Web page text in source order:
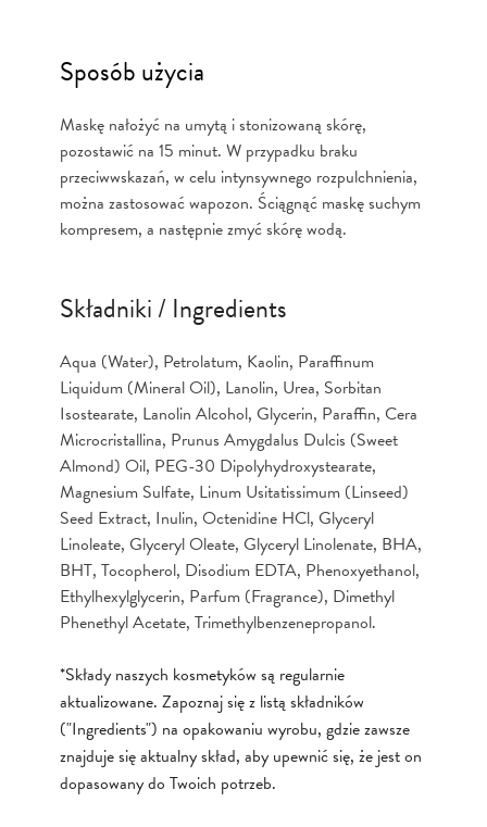
Sposób użycia
Maskę nałożyć na umytą i stonizowaną skórę,
pozostawić na 15 minut. W przypadku braku
przeciwwskazań, w celu intynsywnego rozpulchnienia,
można zastosować wapozon. Ściągnąć maskę suchym
kompresem, a następnie zmyć skórę wodą.
Składniki / Ingredients
Aqua (Water), Petrolatum, Kaolin, Paraffinum
Liquidum (Mineral Oil), Lanolin, Urea, Sorbitan
Isostearate, Lanolin Alcohol, Glycerin, Paraffin, Cera
Microcristallina, Prunus Amygdalus Dulcis (Sweet
Almond) Oil, PEG-30 Dipolyhydroxystearate,
Magnesium Sulfate, Linum Usitatissimum (Linseed)
Seed Extract, Inulin, Octenidine HCl, Glyceryl
Linoleate, Glyceryl Oleate, Glyceryl Linolenate, BHA,
BHT, Tocopherol, Disodium EDTA, Phenoxyethanol,
Ethylhexylglycerin, Parfum (Fragrance), Dimethyl
Phenethyl Acetate, Trimethylbenzenepropanol.
*Składy naszych kosmetyków są regularnie
aktualizowane. Zapoznaj się z listą składników
("Ingredients") na opakowaniu wyrobu, gdzie zawsze
znajduje się aktualny skład, aby upewnić się, że jest on
dopasowany do Twoich potrzeb.